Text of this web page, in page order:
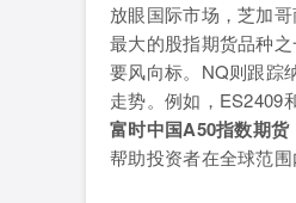
放眼国际市场，芝加
最大的股指期货品种
要风向标。NQ则跟踪
走势。例如，ES2409
富时中国A50指数期货
帮助投资者在全球范围